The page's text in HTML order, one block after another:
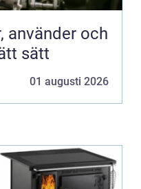
sätt
01 augusti 2026